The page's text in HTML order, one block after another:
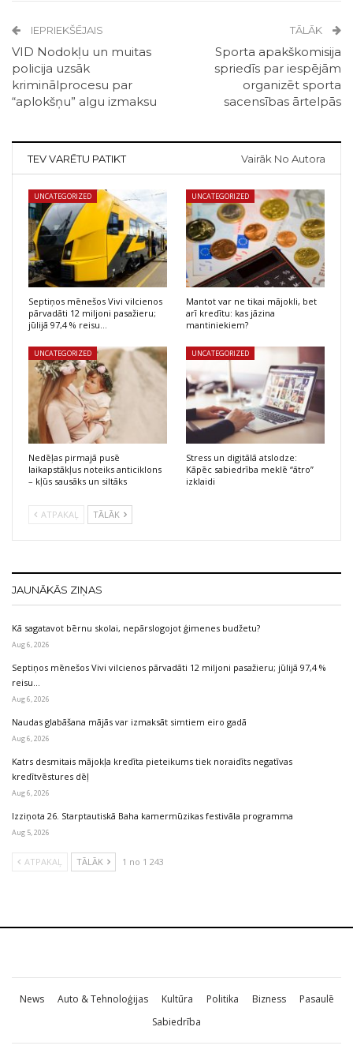
IEPRIEKŠĒJAIS
VID Nodokļu un muitas
policija uzsāk
kriminālprocesu par
“aplokšņu” algu izmaksu
TĀLĀK
Sporta apakškomisija
spriedīs par iespējām
organizēt sporta
sacensības ārtelpās
TEV VARĒTU PATIKT Vairāk No Autora
UNCATEGORIZED
Septiņos mēnešos Vivi vilcienos
pārvadāti 12 miljoni pasažieru;
jūlijā 97,4 % reisu…
UNCATEGORIZED
Mantot var ne tikai mājokli, bet
arī kredītu: kas jāzina
mantiniekiem?
UNCATEGORIZED
Nedēļas pirmajā pusē
laikapstākļus noteiks anticiklons
– kļūs sausāks un siltāks
UNCATEGORIZED
Stress un digitālā atslodze:
Kāpēc sabiedrība meklē “ātro”
izklaidi
ATPAKAĻ TĀLĀK
JAUNĀKĀS ZIŅAS
Kā sagatavot bērnu skolai, nepārslogojot ģimenes budžetu?
Aug 6, 2026
Septiņos mēnešos Vivi vilcienos pārvadāti 12 miljoni pasažieru; jūlijā 97,4 %
reisu…
Aug 6, 2026
Naudas glabāšana mājās var izmaksāt simtiem eiro gadā
Aug 6, 2026
Katrs desmitais mājokļa kredīta pieteikums tiek noraidīts negatīvas
kredītvēstures dēļ
Aug 6, 2026
Izziņota 26. Starptautiskā Baha kamermūzikas festivāla programma
Aug 5, 2026
ATPAKAĻ TĀLĀK 1 no 1 243
News Auto & Tehnoloģijas Kultūra Politika Bizness
Pasaulē
Sabiedrība